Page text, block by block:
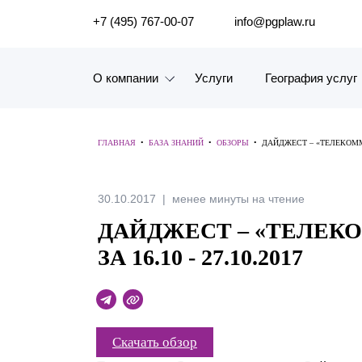
ПОИСК ПО САЙТУ
+7 (495) 767-00-07 info@pgplaw.ru
О компании
Наш опыт
Рейтинги, Награды, Цифры
Карьера
История компании
Услуги География услуг
ГЛАВНАЯ • БАЗА ЗНАНИЙ • ОБЗОРЫ • ДАЙДЖЕСТ –
30.10.2017 менее минуты на чтение
ДАЙДЖЕСТ –
ЗА 16.10 - 27.10.2017
Скачать обзор